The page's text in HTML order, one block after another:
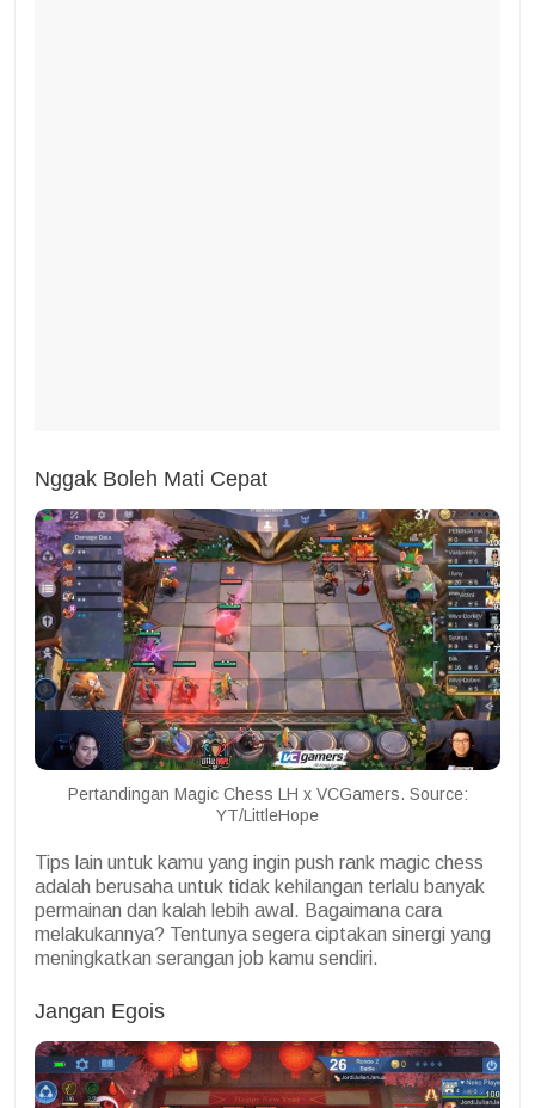
Nggak Boleh Mati Cepat
Pertandingan Magic Chess LH x VCGamers. Source:
YT/LittleHope
Tips lain untuk kamu yang ingin push rank magic chess
adalah berusaha untuk tidak kehilangan terlalu banyak
permainan dan kalah lebih awal. Bagaimana cara
melakukannya? Tentunya segera ciptakan sinergi yang
meningkatkan serangan job kamu sendiri.
Jangan Egois